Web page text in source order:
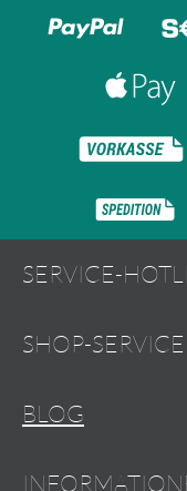
SERVICE-
SHOP-SERVICE
BLOG